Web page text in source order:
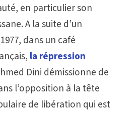
en particulier son
A la suite d’un
dans un café
la répression
Dini démissionne de
l’opposition à la tête
de libération qui est